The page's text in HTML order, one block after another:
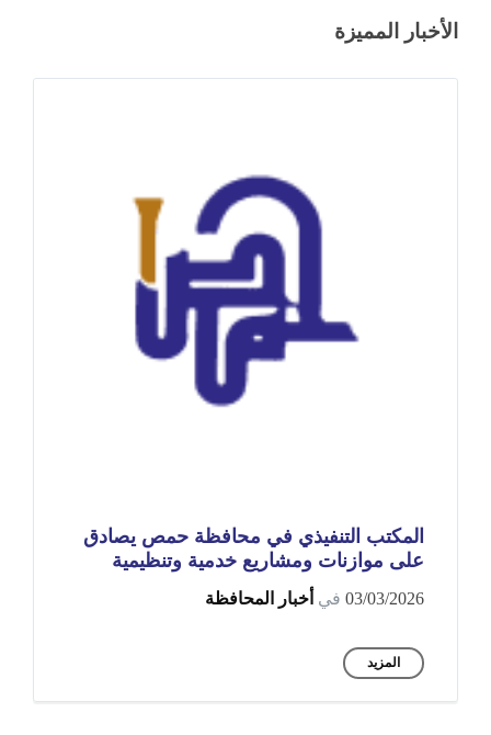
الأخبار المميزة
المكتب التنفيذي في محافظة حمص يصادق
على موازنات ومشاريع خدمية وتنظيمية
03/03/2026 في أخبار المحافظة
المزيد